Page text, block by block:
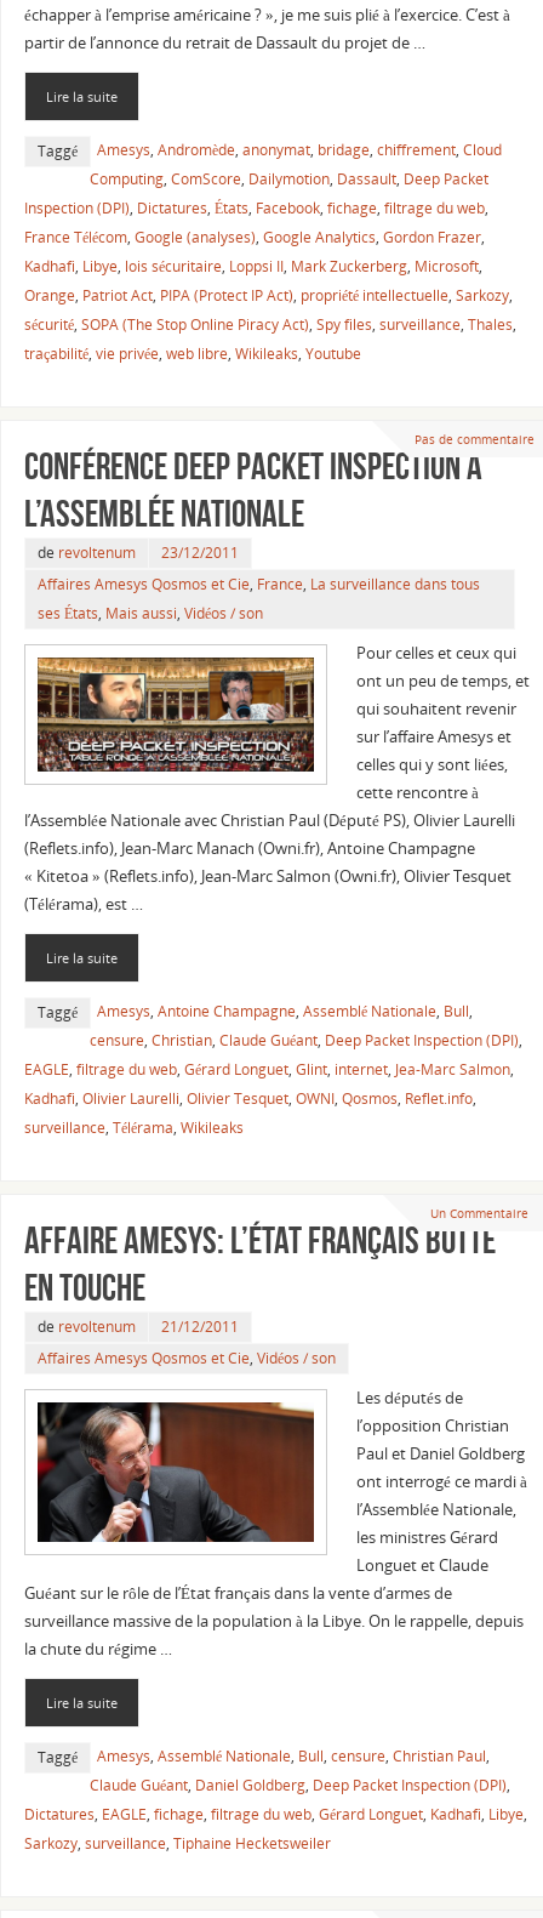
échapper à l’emprise américaine ? », je me suis plié à l’exercice. C’est à
partir de l’annonce du retrait de Dassault du projet de …
Lire la suite
Taggé Amesys, Andromède, anonymat, bridage, chiffrement, Cloud
Computing, ComScore, Dailymotion, Dassault, Deep Packet
Inspection (DPI), Dictatures, États, Facebook, fichage, filtrage du web,
France Télécom, Google (analyses), Google Analytics, Gordon Frazer,
Kadhafi, Libye, lois sécuritaire, Loppsi II, Mark Zuckerberg, Microsoft,
Orange, Patriot Act, PIPA (Protect IP Act), propriété intellectuelle, Sarkozy,
sécurité, SOPA (The Stop Online Piracy Act), Spy files, surveillance, Thales,
traçabilité, vie privée, web libre, Wikileaks, Youtube
Pas de commentaire
Conférence Deep Packet Inspection à
l’Assemblée Nationale
de revoltenum
23/12/2011
Affaires Amesys Qosmos et Cie, France, La surveillance dans tous
ses États, Mais aussi, Vidéos / son
Pour celles et ceux qui
ont un peu de temps, et
qui souhaitent revenir
sur l’affaire Amesys et
celles qui y sont liées,
cette rencontre à
l’Assemblée Nationale avec Christian Paul (Député PS), Olivier Laurelli
(Reflets.info), Jean-Marc Manach (Owni.fr), Antoine Champagne
« Kitetoa » (Reflets.info), Jean-Marc Salmon (Owni.fr), Olivier Tesquet
(Télérama), est …
Lire la suite
Taggé Amesys, Antoine Champagne, Assemblé Nationale, Bull,
censure, Christian, Claude Guéant, Deep Packet Inspection (DPI),
EAGLE, filtrage du web, Gérard Longuet, Glint, internet, Jea-Marc Salmon,
Kadhafi, Olivier Laurelli, Olivier Tesquet, OWNI, Qosmos, Reflet.info,
surveillance, Télérama, Wikileaks
Un Commentaire
Affaire Amesys: l’État français botte
en touche
de revoltenum
21/12/2011
Affaires Amesys Qosmos et Cie, Vidéos / son
Les députés de
l’opposition Christian
Paul et Daniel Goldberg
ont interrogé ce mardi à
l’Assemblée Nationale,
les ministres Gérard
Longuet et Claude
Guéant sur le rôle de l’État français dans la vente d’armes de
surveillance massive de la population à la Libye. On le rappelle, depuis
la chute du régime …
Lire la suite
Taggé Amesys, Assemblé Nationale, Bull, censure, Christian Paul,
Claude Guéant, Daniel Goldberg, Deep Packet Inspection (DPI),
Dictatures, EAGLE, fichage, filtrage du web, Gérard Longuet, Kadhafi, Libye,
Sarkozy, surveillance, Tiphaine Hecketsweiler